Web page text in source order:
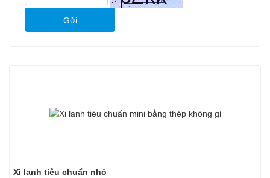
Gửi
Xi lanh tiêu chuẩn nhỏ